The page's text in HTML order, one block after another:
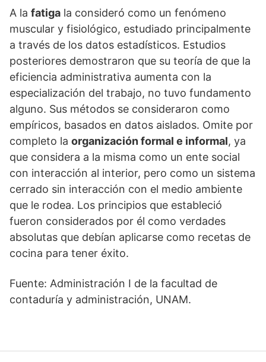
A la fatiga la consideró como un fenómeno
muscular y fisiológico, estudiado principalmente
a través de los datos estadísticos. Estudios
posteriores demostraron que su teoría de que la
eficiencia administrativa aumenta con la
especialización del trabajo, no tuvo fundamento
alguno. Sus métodos se consideraron como
empíricos, basados en datos aislados. Omite por
completo la organización formal e informal, ya
que considera a la misma como un ente social
con interacción al interior, pero como un sistema
cerrado sin interacción con el medio ambiente
que le rodea. Los principios que estableció
fueron considerados por él como verdades
absolutas que debían aplicarse como recetas de
cocina para tener éxito.
Fuente: Administración I de la facultad de
contaduría y administración, UNAM.